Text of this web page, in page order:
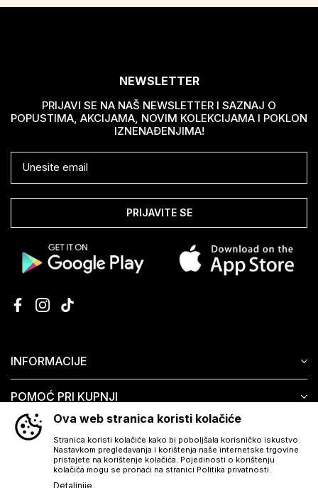
INFORMACIJE
POMOĆ PRI KUPNJI
KORISNIČKI SERVIS
NEWSLETTER
PRIJAVI SE NA NAŠ NEWSLETTER I SAZNAJ O
POPUSTIMA, AKCIJAMA, NOVIM KOLEKCIJAMA I POKLON
IZNENAĐENJIMA!
PRIJAVITE SE
Ova web stranica koristi kolačiće
Stranica koristi kolačiće kako bi poboljšala korisničko iskustvo.
Nastavkom pregledavanja i korištenja naše internetske trgovine
pristajete na korištenje kolačića. Pojedinosti o korištenju
kolačića mogu se pronaći na stranici Politika privatnosti.
Detaljnije